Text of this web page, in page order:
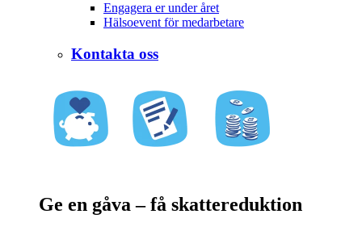
Engagera er under året
Hälsoevent för medarbetare
Kontakta oss
Ge en gåva – få skattereduktion